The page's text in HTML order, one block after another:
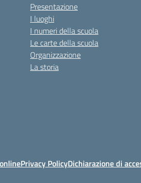
Presentazione
I luoghi
I numeri della scuola
Le carte della scuola
Organizzazione
La storia
Privacy PolicyDichiarazione di